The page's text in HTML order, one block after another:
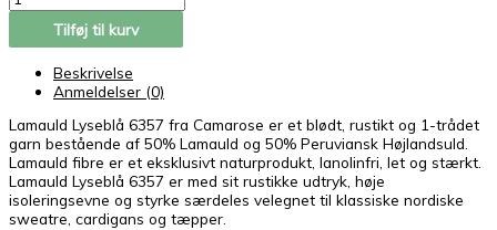
Tilføj til kurv
Beskrivelse
Anmeldelser (0)
Lamauld Lyseblå 6357 fra Camarose er et blødt, rustikt og 1-trådet
garn bestående af 50% Lamauld og 50% Peruviansk Højlandsuld.
Lamauld fibre er et eksklusivt naturprodukt, lanolinfri, let og stærkt.
Lamauld Lyseblå 6357 er med sit rustikke udtryk, høje
isoleringsevne og styrke særdeles velegnet til klassiske nordiske
sweatre, cardigans og tæpper.